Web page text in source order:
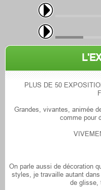
PLUS DE 50
Grandes, vivantes, animée
comme pour
On parle aussi de décoration
styles, je travaille autant
de glisse,